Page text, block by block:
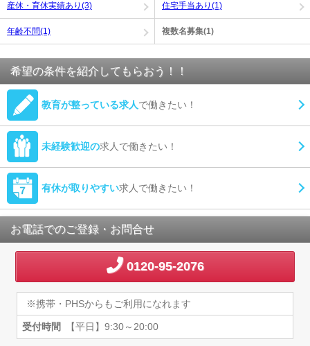
産休・育休実績あり(3) 住宅手当あり(1)
年齢不問(1) 複数名募集(1)
希望の条件を紹介してもらおう！！
教育が整っている求人で働きたい！
未経験歓迎の求人で働きたい！
有休が取りやすい求人で働きたい！
お電話でのご登録・お問合せ
0120-95-2076
※携帯・PHSからもご利用になれます
受付時間 【平日】9:30～20:00